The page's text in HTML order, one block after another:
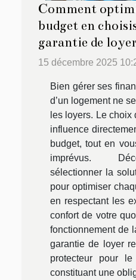
Comment
budget en
garantie de
15 décembre 2025
Bien gérer ses
d’un logement ne
les loyers. Le
influence
budget, tout en
imprévus.
sélectionner la
pour optimiser
en respectant les
confort de votre
fonctionnement de
garantie de loyer
protecteur pour
constituant une